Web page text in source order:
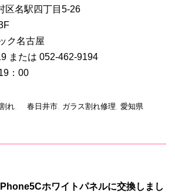
区名駅四丁目5-26
ク名古屋
または 052-462-9194
：00
れ 春日井市 ガラス割れ修理 愛知県
ホワイトパネルに交換しまし